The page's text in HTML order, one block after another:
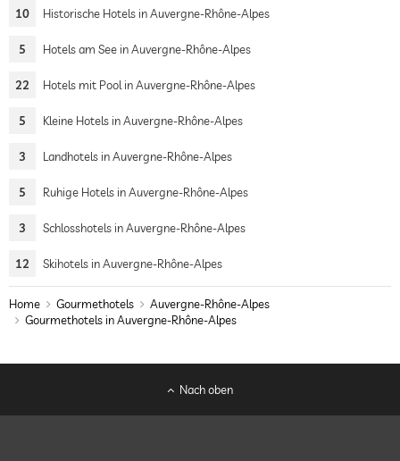
10 Historische Hotels in Auvergne-Rhône-Alpes
5 Hotels am See in Auvergne-Rhône-Alpes
22 Hotels mit Pool in Auvergne-Rhône-Alpes
5 Kleine Hotels in Auvergne-Rhône-Alpes
3 Landhotels in Auvergne-Rhône-Alpes
5 Ruhige Hotels in Auvergne-Rhône-Alpes
3 Schlosshotels in Auvergne-Rhône-Alpes
12 Skihotels in Auvergne-Rhône-Alpes
Home Gourmethotels
Auvergne-Rhône-Alpes
Gourmethotels in Auvergne-Rhône-Alpes
Nach oben